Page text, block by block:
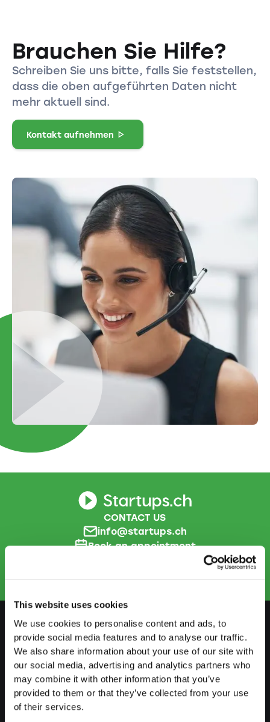
This website uses cookies
We use cookies to personalise content and ads, to
provide social media features and to analyse our traffic.
We also share information about your use of our site with
our social media, advertising and analytics partners who
may combine it with other information that you’ve
provided to them or that they’ve collected from your use
of their services.
Brauchen Sie Hilfe?
Schreiben Sie uns bitte, falls Sie feststellen,
dass die oben aufgeführten Daten nicht
mehr aktuell sind.
Kontakt aufnehmen
CONTACT US
info@startups.ch
Book an appointment
PREPARE
Guide to self-employment
Create a business plan